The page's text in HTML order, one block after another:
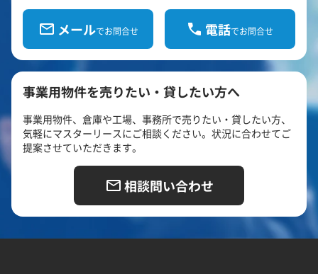
メールでお問合せ 電話でお問合せ
事業用物件を売りたい・貸したい方へ
事業用物件、倉庫や工場、事務所で売りたい・貸したい方、
気軽にマスターリースにご相談ください。状況に合わせてご
提案させていただきます。
相談問い合わせ